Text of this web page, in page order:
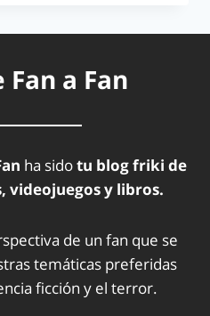
Fan a Fan
ha sidotu blog friki de
videojuegos y libros.
de un fan que se
temáticas preferidas
ficción y el terror.